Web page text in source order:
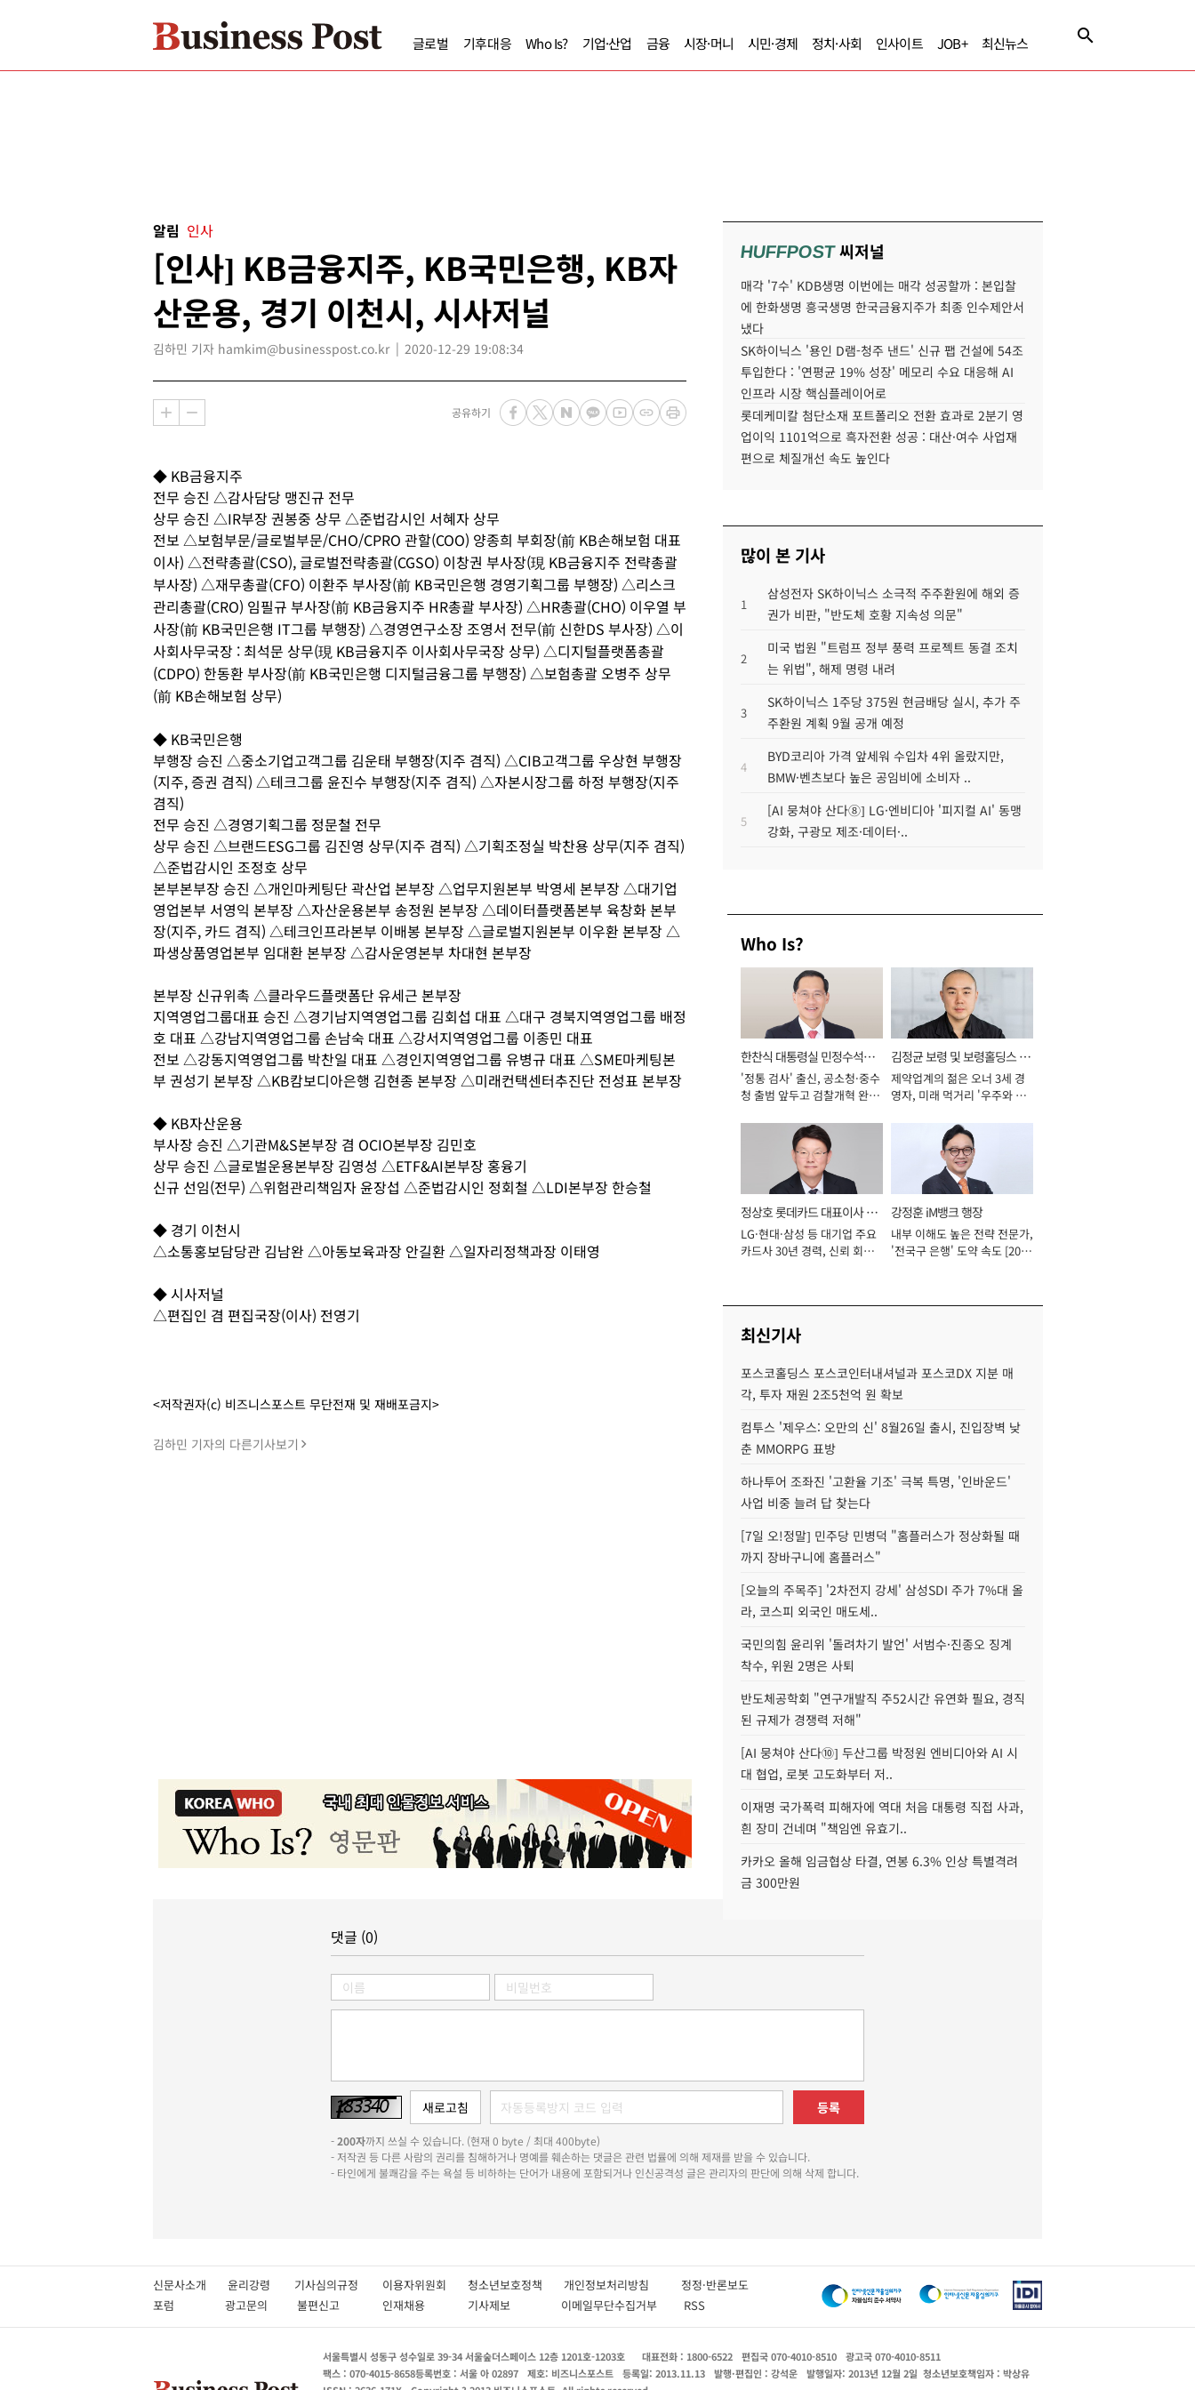
글로벌 기후대응 Who Is? 기업·산업 금융 시장·머니 시민·경제 정치·사회 인사이트 JOB+ 최신뉴스
알림 인사
[인사] KB금융지주, KB국민은행, KB자
산운용, 경기 이천시, 시사저널
김하민 기자 hamkim@businesspost.co.kr 2020-12-29 19:08:34
공유하기
◆ KB금융지주
전무 승진 △감사담당 맹진규 전무
상무 승진 △IR부장 권봉중 상무 △준법감시인 서혜자 상무
전보 △보험부문/글로벌부문/CHO/CPRO 관할(COO) 양종희 부회장(前 KB손해보험 대표
이사) △전략총괄(CSO), 글로벌전략총괄(CGSO) 이창권 부사장(現 KB금융지주 전략총괄
부사장) △재무총괄(CFO) 이환주 부사장(前 KB국민은행 경영기획그룹 부행장) △리스크
관리총괄(CRO) 임필규 부사장(前 KB금융지주 HR총괄 부사장) △HR총괄(CHO) 이우열 부
사장(前 KB국민은행 IT그룹 부행장) △경영연구소장 조영서 전무(前 신한DS 부사장) △이
사회사무국장 : 최석문 상무(現 KB금융지주 이사회사무국장 상무) △디지털플랫폼총괄
(CDPO) 한동환 부사장(前 KB국민은행 디지털금융그룹 부행장) △보험총괄 오병주 상무
(前 KB손해보험 상무)
◆ KB국민은행
부행장 승진 △중소기업고객그룹 김운태 부행장(지주 겸직) △CIB고객그룹 우상현 부행장
(지주, 증권 겸직) △테크그룹 윤진수 부행장(지주 겸직) △자본시장그룹 하정 부행장(지주
겸직)
전무 승진 △경영기획그룹 정문철 전무
상무 승진 △브랜드ESG그룹 김진영 상무(지주 겸직) △기획조정실 박찬용 상무(지주 겸직)
△준법감시인 조정호 상무
본부본부장 승진 △개인마케팅단 곽산업 본부장 △업무지원본부 박영세 본부장 △대기업
영업본부 서영익 본부장 △자산운용본부 송정원 본부장 △데이터플랫폼본부 육창화 본부
장(지주, 카드 겸직) △테크인프라본부 이배봉 본부장 △글로벌지원본부 이우환 본부장 △
파생상품영업본부 임대환 본부장 △감사운영본부 차대현 본부장
본부장 신규위촉 △클라우드플랫폼단 유세근 본부장
지역영업그룹대표 승진 △경기남지역영업그룹 김회섭 대표 △대구 경북지역영업그룹 배정
호 대표 △강남지역영업그룹 손남숙 대표 △강서지역영업그룹 이종민 대표
전보 △강동지역영업그룹 박찬일 대표 △경인지역영업그룹 유병규 대표 △SME마케팅본
부 권성기 본부장 △KB캄보디아은행 김현종 본부장 △미래컨택센터추진단 전성표 본부장
◆ KB자산운용
부사장 승진 △기관M&S본부장 겸 OCIO본부장 김민호
상무 승진 △글로벌운용본부장 김영성 △ETF&AI본부장 홍융기
신규 선임(전무) △위험관리책임자 윤장섭 △준법감시인 정회철 △LDI본부장 한승철
◆ 경기 이천시
△소통홍보담당관 김남완 △아동보육과장 안길환 △일자리정책과장 이태영
◆ 시사저널
△편집인 겸 편집국장(이사) 전영기
<저작권자(c) 비즈니스포스트 무단전재 및 재배포금지>
김하민 기자의 다른기사보기
HUFFPOST씨저널
매각 '7수' KDB생명 이번에는 매각 성공할까 : 본입찰
에 한화생명 흥국생명 한국금융지주가 최종 인수제안서
냈다
SK하이닉스 '용인 D램-청주 낸드' 신규 팹 건설에 54조
투입한다 : '연평균 19% 성장' 메모리 수요 대응해 AI
인프라 시장 핵심플레이어로
롯데케미칼 첨단소재 포트폴리오 전환 효과로 2분기 영
업이익 1101억으로 흑자전환 성공 : 대산·여수 사업재
편으로 체질개선 속도 높인다
많이 본 기사
1
삼성전자 SK하이닉스 소극적 주주환원에 해외 증
권가 비판, "반도체 호황 지속성 의문"
2
미국 법원 "트럼프 정부 풍력 프로젝트 동결 조치
는 위법", 해제 명령 내려
3
SK하이닉스 1주당 375원 현금배당 실시, 추가 주
주환원 계획 9월 공개 예정
4
BYD코리아 가격 앞세워 수입차 4위 올랐지만,
BMW·벤츠보다 높은 공임비에 소비자 ..
5
[AI 뭉쳐야 산다⑧] LG·엔비디아 '피지컬 AI' 동맹
강화, 구광모 제조·데이터·..
Who Is?
한찬식 대통령실 민정수석비
서관
'정통 검사' 출신, 공소청·중수
청 출범 앞두고 검찰개혁 완수
김정균 보령 및 보령홀딩스 대
표이사 사장
제약업계의 젊은 오너 3세 경
영자, 미래 먹거리 '우주와 헬
정상호 롯데카드 대표이사 사
장
LG·현대·삼성 등 대기업 주요
카드사 30년 경력, 신뢰 회복
강정훈 iM뱅크 행장
내부 이해도 높은 전략 전문가,
'전국구 은행' 도약 속도 [2026
최신기사
포스코홀딩스 포스코인터내셔널과 포스코DX 지분 매
각, 투자 재원 2조5천억 원 확보
컴투스 '제우스: 오만의 신' 8월26일 출시, 진입장벽 낮
춘 MMORPG 표방
하나투어 조좌진 '고환율 기조' 극복 특명, '인바운드'
사업 비중 늘려 답 찾는다
[7일 오!정말] 민주당 민병덕 "홈플러스가 정상화될 때
까지 장바구니에 홈플러스"
[오늘의 주목주] '2차전지 강세' 삼성SDI 주가 7%대 올
라, 코스피 외국인 매도세..
국민의힘 윤리위 '돌려차기 발언' 서범수·진종오 징계
착수, 위원 2명은 사퇴
반도체공학회 "연구개발직 주52시간 유연화 필요, 경직
된 규제가 경쟁력 저해"
[AI 뭉쳐야 산다⑩] 두산그룹 박정원 엔비디아와 AI 시
대 협업, 로봇 고도화부터 저..
이재명 국가폭력 피해자에 역대 처음 대통령 직접 사과,
흰 장미 건네며 "책임엔 유효기..
카카오 올해 임금협상 타결, 연봉 6.3% 인상 특별격려
금 300만원
댓글 (0)
등록
-200자까지 쓰실 수 있습니다. (현재 0 byte / 최대 400byte)
- 저작권 등 다른 사람의 권리를 침해하거나 명예를 훼손하는 댓글은 관련 법률에 의해 제재를 받을 수 있습니다.
- 타인에게 불쾌감을 주는 욕설 등 비하하는 단어가 내용에 포함되거나 인신공격성 글은 관리자의 판단에 의해 삭제 합니다.
신문사소개 윤리강령 기사심의규정 이용자위원회 청소년보호정책 개인정보처리방침 정정·반론보도
포럼
광고문의 불편신고 인재채용 기사제보 이메일무단수집거부 RSS
서울특별시 성동구 성수일로 39-34 서울숲더스페이스 12층 1201호-1203호 대표전화 : 1800-6522 편집국 070-4010-8510
광고국 070-4010-8511
팩스 : 070-4015-8658등록번호 : 서울 아 02897 제호: 비즈니스포스트 등록일: 2013.11.13 발행·편집인 : 강석운 발행일자: 2013년 12월 2일 청소년보호책임자 : 박상유